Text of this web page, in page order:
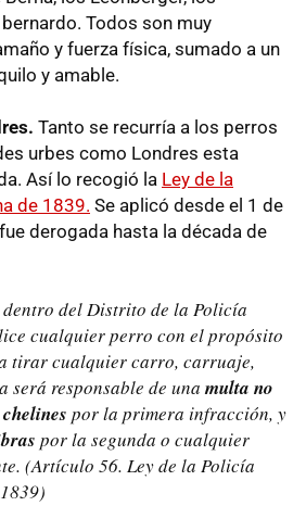
Todos son muy
y fuerza física, sumado a un
y amable.
Tanto se recurría a los perros
urbes como Londres esta
Así lo recogió la Ley de la
de 1839. Se aplicó desde el 1 de
derogada hasta la década de
dentro del Distrito de la Policía
cualquier perro con el propósito
tirar cualquier carro, carruaje,
será responsable de unamulta no
por la primera infracción, y
por la segunda o cualquier
(Artículo 56. Ley de la Policía